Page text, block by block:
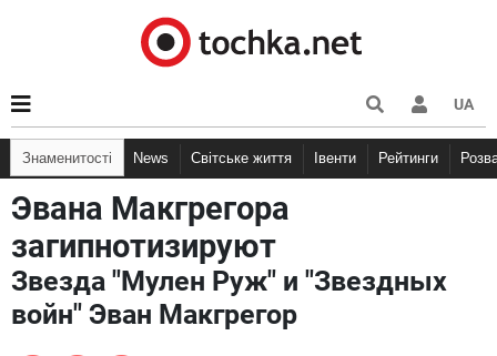
UA
Знаменитості News Світське життя Івенти Рейтинги
Эвана Макгрегора
загипнотизируют
Звезда "Мулен Руж" и "Звездных
войн" Эван Макгрегор